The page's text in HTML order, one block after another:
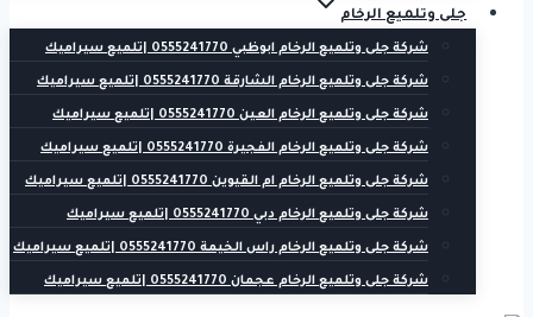
جلى وتلميع الرخام
شركة جلى وتلميع الرخام ابوظبي 0555241770 |تلميع سيراميك
شركة جلى وتلميع الرخام الشارقة 0555241770 |تلميع سيراميك
شركة جلى وتلميع الرخام العين 0555241770 |تلميع سيراميك
شركة جلى وتلميع الرخام الفجيرة 0555241770 |تلميع سيراميك
شركة جلى وتلميع الرخام ام القيوين 0555241770 |تلميع سيراميك
شركة جلى وتلميع الرخام دبي 0555241770 |تلميع سيراميك
شركة جلى وتلميع الرخام راس الخيمة 0555241770 |تلميع سيراميك
شركة جلى وتلميع الرخام عجمان 0555241770 |تلميع سيراميك